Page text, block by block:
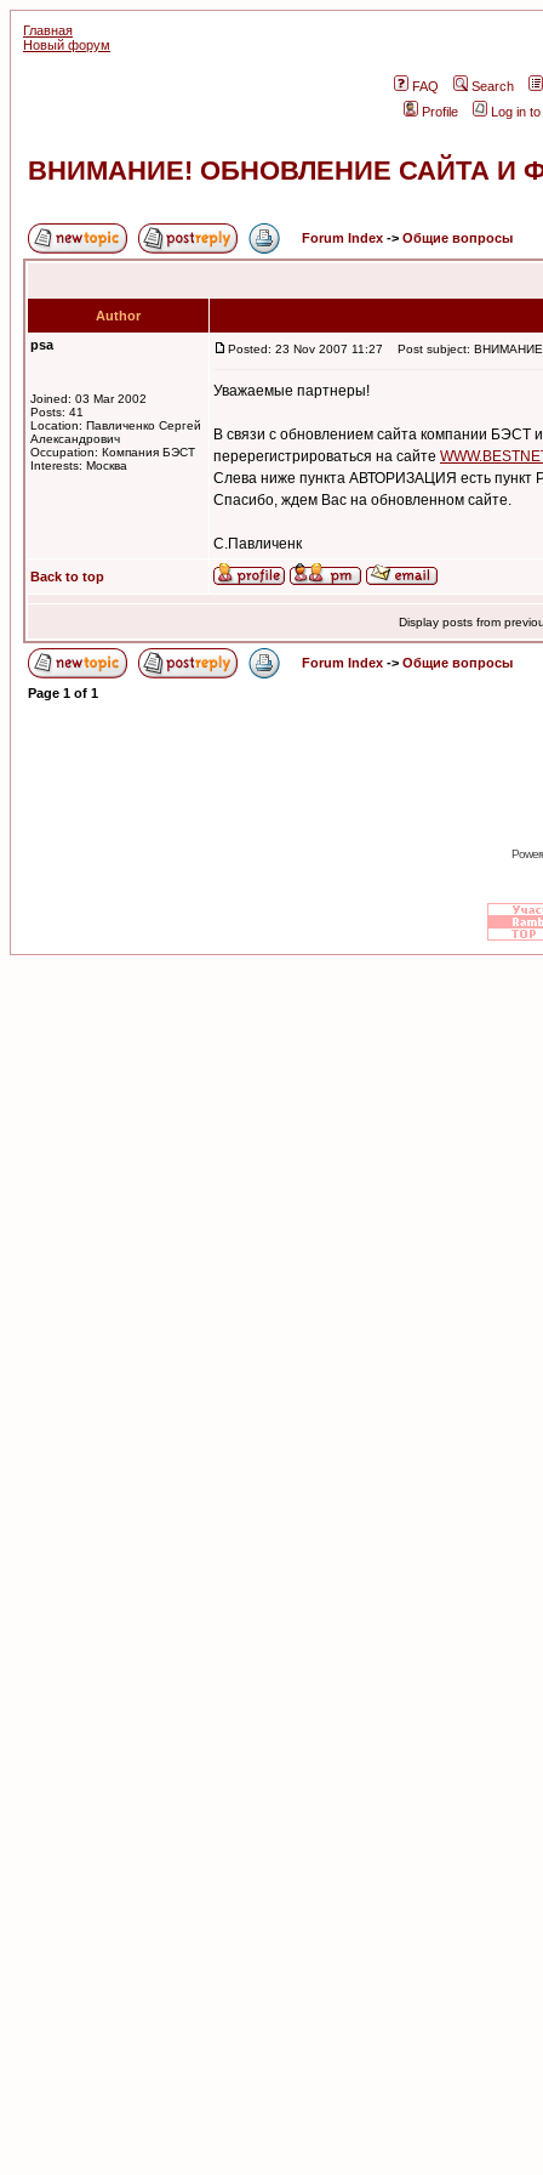
Главная
Новый форум
FAQ
Search
Profile
Log in
ВНИМАНИЕ! ОБНОВЛЕНИЕ САЙТА И
Forum Index -> Общие вопросы
Author
psa
Joined: 03 Mar 2002
Posts: 41
Location: Павличенко Сергей
Александрович
Occupation: Компания БЭСТ
Interests: Москва
Posted: 23 Nov 2007 11:27 Post subject:
Уважаемые партнеры!
В связи с обновлением сайта компании БЭСТ
перерегистрироваться на сайте
Слева ниже пункта АВТОРИЗАЦИЯ есть
Спасибо, ждем Вас на обновленном сайте.
С.Павличенк
Back to top
Display posts from
Forum Index -> Общие вопросы
Page 1 of 1